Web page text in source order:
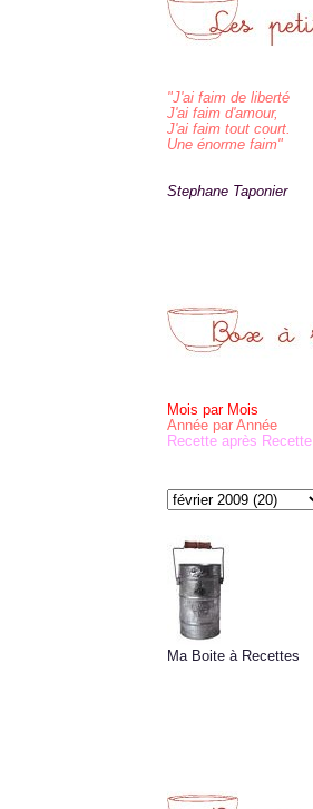
"J'ai faim de liberté
J'ai faim d'amour,
J'ai faim tout court.
Une énorme faim"
Stephane Taponier
Mois par Mois
Année par Année
Recette après Recette
Ma Boite à Recettes